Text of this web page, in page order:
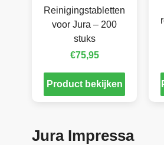
Reinigingstabletten
voor Jura – 200
stuks
€75,95
Product bekijken
Jura Impressa